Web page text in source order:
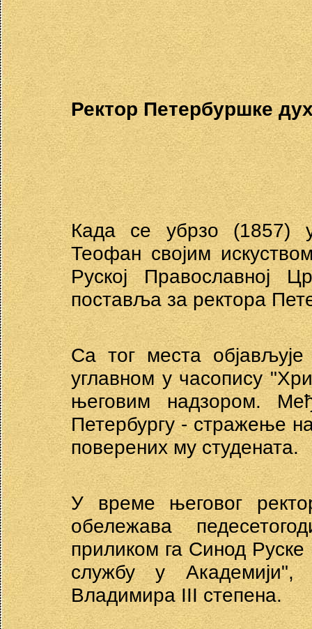
Ректор Петербуршке
Када се убрзо (1857)
Теофан својим
Руској Православној
поставља за ректора
Са тог места објављује
углавном у часопису
његовим надзором.
Петербургу - стражење
поверених му студената.
У време његовог
обележава
приликом га Синод
службу у Академији",
Владимира III степена.